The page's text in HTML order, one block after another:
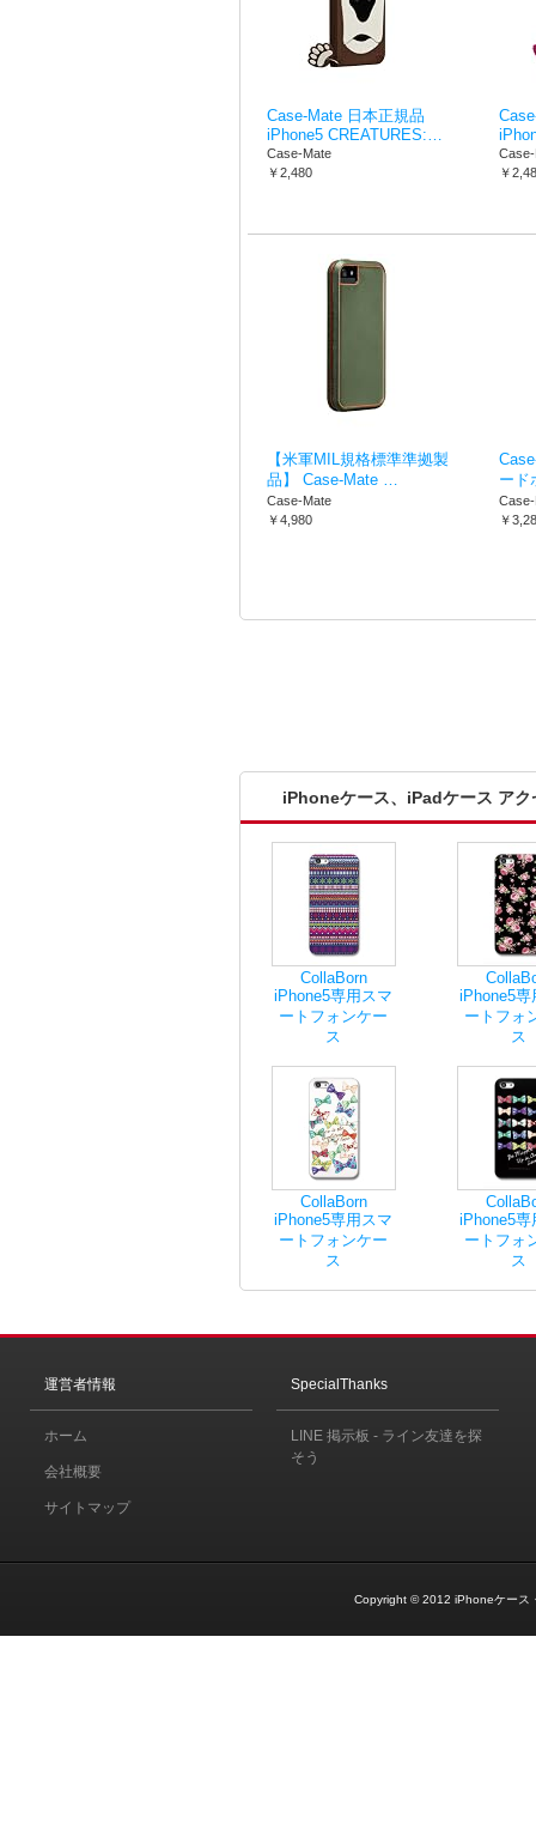
Case-Mate 日本正規品
iPhone5 CREATURES:…
Case-Mate
￥2,480
￥
【米軍MIL規格標準準拠製
品】 Case-Mate …
Case-Mate
￥4,980
ード
￥
iPhoneケース、iPadケース アク
CollaBorn
iPhone5専用スマ
ートフォンケー
ス
iPhone5専
ートフォ
ス
CollaBorn
iPhone5専用スマ
ートフォンケー
ス
iPhone5専
ートフォ
ス
運営者情報
ホーム
会社概要
サイトマップ
SpecialThanks
LINE 掲示板 - ライン友達を探
そう
Copyright © 2012 iPhoneケース